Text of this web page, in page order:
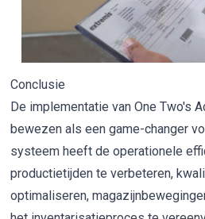
Conclusie
De implementatie van One Two's
bewezen als een game-changer
systeem heeft de operationele
productietijden te verbeteren,
optimaliseren,